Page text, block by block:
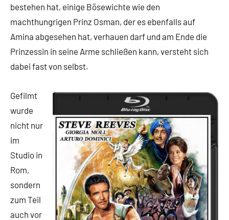
bestehen hat, einige Bösewichte wie den
machthungrigen Prinz Osman, der es ebenfalls auf
Amina abgesehen hat, verhauen darf und am Ende die
Prinzessin in seine Arme schließen kann, versteht sich
dabei fast von selbst.
Gefilmt
wurde
nicht nur
im
Studio in
Rom,
sondern
zum Teil
auch vor